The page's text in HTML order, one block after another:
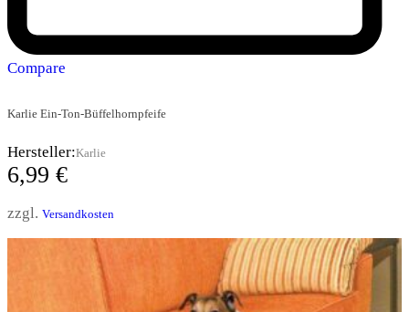
Compare
Karlie Ein-Ton-Büffelhornpfeife
Hersteller:Karlie
6,99 €
zzgl. Versandkosten